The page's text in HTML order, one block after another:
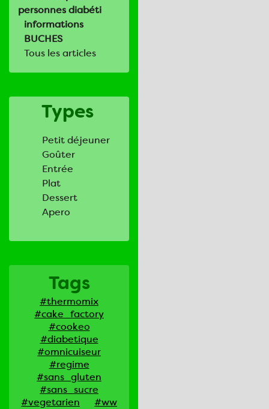
personnes diabéti
informations
BUCHES
Tous les articles
Types
Petit déjeuner
Goûter
Entrée
Plat
Dessert
Apero
Tags
#thermomix
#cake_factory
#cookeo
#diabetique
#omnicuiseur
#regime
#sans_gluten
#sans_sucre
#vegetarien
#ww